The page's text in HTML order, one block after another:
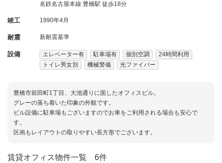
名鉄名古屋本線 豊橋駅 徒歩18分
竣工 1990年4月
耐震 新耐震基準
設備 エレベーター有 駐車場有 個別空調
24時間利用
トイレ男女別
機械警備 光ファイバー
豊橋市前田町1丁目、大池通りに面したオフィスビル。
グレーの落ち着いた印象の外観です。
ビル設備に駐車場もございますのでお車をご利用される場合も安心で
す。
区画もレイアウトの取りやすい長方形でございます。
賃貸オフィス物件一覧 6件